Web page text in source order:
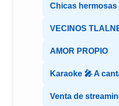
Chicas hermosas
VECINOS
AMOR PROPIO
Karaoke 🎤 A
Venta de